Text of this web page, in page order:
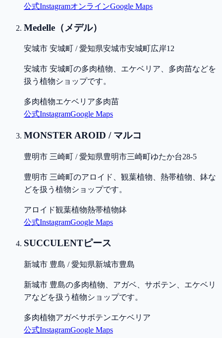
公式InstagramオンラインGoogle Maps
Medelle（メデル）
安城市 安城町 / 愛知県安城市安城町広岸12
安城市 安城町の多肉植物、エケベリア、多肉苗などを
扱う植物ショップです。
多肉植物エケベリア多肉苗
公式InstagramGoogle Maps
MONSTER AROID / マルコ
豊明市 三崎町 / 愛知県豊明市三崎町ゆたか台28-5
豊明市 三崎町のアロイド、観葉植物、熱帯植物、鉢な
どを扱う植物ショップです。
アロイド観葉植物熱帯植物鉢
公式InstagramGoogle Maps
SUCCULENTピース
新城市 豊島 / 愛知県新城市豊島
新城市 豊島の多肉植物、アガベ、サボテン、エケベリ
アなどを扱う植物ショップです。
多肉植物アガベサボテンエケベリア
公式InstagramGoogle Maps